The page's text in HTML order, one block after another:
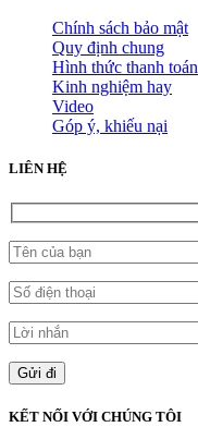
Chính sách bảo mật
Quy định chung
Hình thức thanh toán
Kinh nghiệm hay
Video
Góp ý, khiếu nại
LIÊN HỆ
KẾT NỐI VỚI CHÚNG TÔI